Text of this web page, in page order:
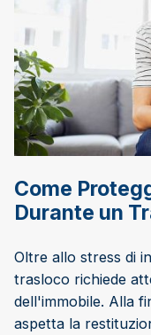
Come
Durante un
Oltre allo stress di
trasloco richiede
dell'immobile. Alla
aspetta la